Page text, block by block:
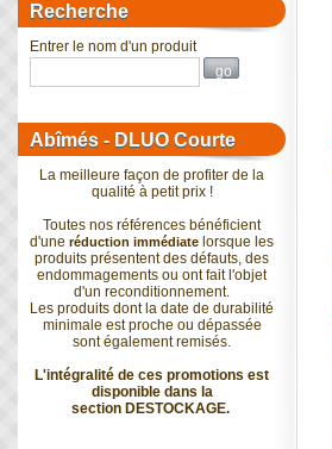
Recherche
Entrer le nom d'un produit
Abîmés - DLUO Courte
La meilleure façon de profiter de la
qualité à petit prix !
Toutes nos références bénéficient
d'une réduction immédiate lorsque les
produits présentent des défauts, des
endommagements ou ont fait l'objet
d'un reconditionnement.
Les produits dont la date de durabilité
minimale est proche ou dépassée
sont également remisés.
L'intégralité de ces promotions est
disponible dans la
section DESTOCKAGE.